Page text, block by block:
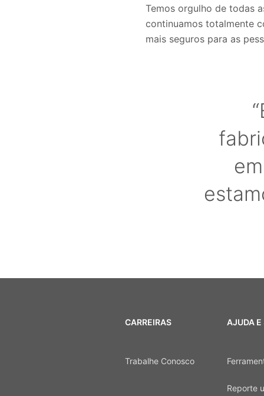
Temos orgulho de todas
continuamos totalmente
mais seguros para as
CARREIRAS
Trabalhe Conosco
AJUDA E
Reporte